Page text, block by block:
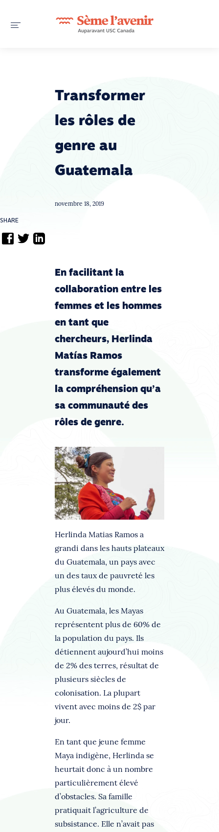
Transformer
les rôles de
genre au
Guatemala
novembre 18, 2019
SHARE
En facilitant la
collaboration entre les
femmes et les hommes
en tant que
chercheurs, Herlinda
Matías Ramos
transforme également
la compréhension qu’a
sa communauté des
rôles de genre.
Herlinda Matias Ramos a
grandi dans les hauts plateaux
du Guatemala, un pays avec
un des taux de pauvreté les
plus élevés du monde.
Au Guatemala, les Mayas
représentent plus de 60% de
la population du pays. Ils
détiennent aujourd’hui moins
de 2% des terres, résultat de
plusieurs siècles de
colonisation. La plupart
vivent avec moins de 2$ par
jour.
En tant que jeune femme
Maya indigène, Herlinda se
heurtait donc à un nombre
particulièrement élevé
d’obstacles. Sa famille
pratiquait l’agriculture de
subsistance. Elle n’avait pas